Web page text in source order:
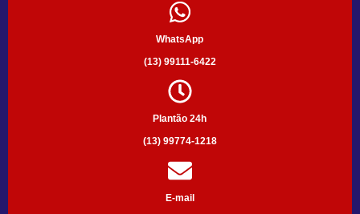
WhatsApp
(13) 99111-6422
Plantão 24h
(13) 99774-1218
E-mail